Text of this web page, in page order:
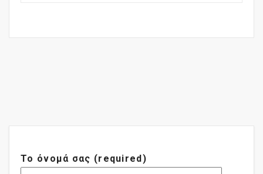
Το όνομά σας (required)